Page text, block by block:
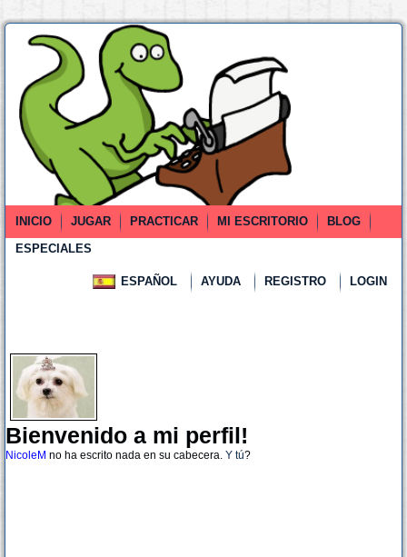
INICIO JUGAR PRACTICAR MI ESCRITORIO
BLOG
ESPECIALES
ESPAÑOL AYUDA REGISTRO LOGIN
Bienvenido a mi perfil!
NicoleM no ha escrito nada en su cabecera. Y tú?